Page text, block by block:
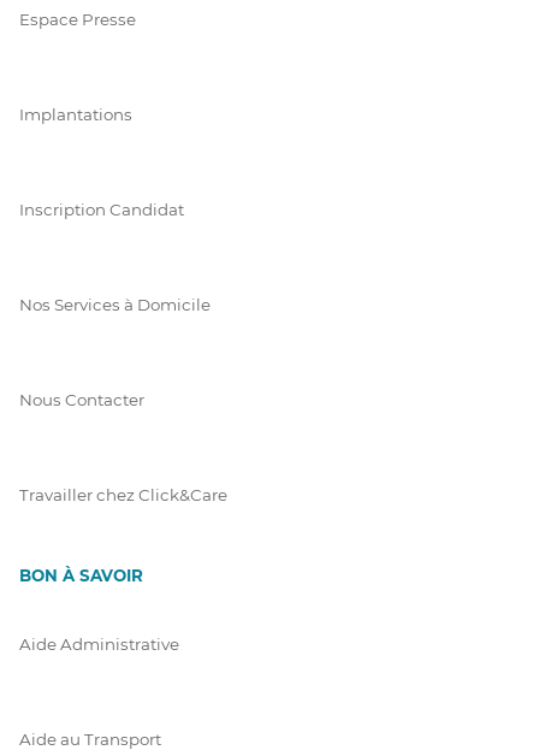
Espace Presse
Implantations
Inscription Candidat
Nos Services à Domicile
Nous Contacter
Travailler chez Click&Care
BON À SAVOIR
Aide Administrative
Aide au Transport